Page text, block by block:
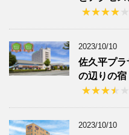
2023/10/10
佐久平プラ
の辺りの宿
2023/10/10